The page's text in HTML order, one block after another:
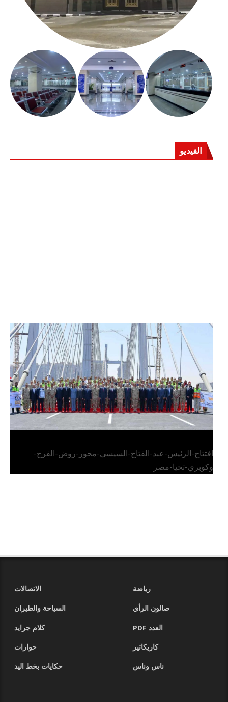
الفيديو
الرئيس عبد الفتاح السيسي يفتتح محور روض الفرج
وكوبري تحيا مصر
افتتاح-الرئيس-عبد-الفتاح-السيسي-محور-روض-الفرج-
وكوبري-تحيا-مصر
رياضة
الاتصالات
صالون الرأي
السياحة والطيران
العدد PDF
كلام جرايد
كاريكاتير
حوارات
ناس وناس
حكايات بخط اليد